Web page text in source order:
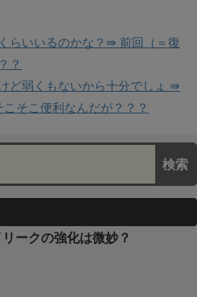
らいいるのかな？⇛ 前回（＝復
？
ど弱くもないから十分でしょ ⇛
そこ便利なんだが？？？
リークの強化は微妙？